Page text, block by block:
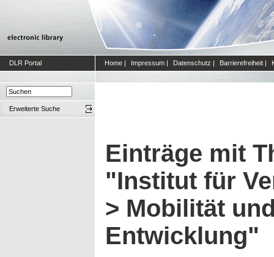
DLR Portal Home | Impressum | Datenschutz | Barrierefreiheit |
Erweiterte Suche
Einträge mit
"Institut für
> Mobilität
Entwicklung"